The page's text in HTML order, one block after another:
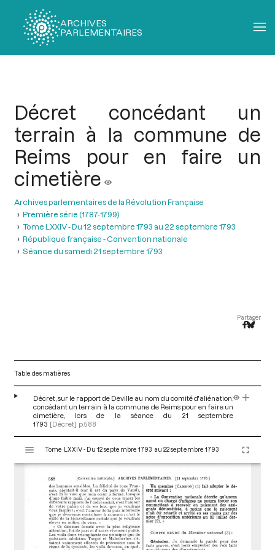
ARCHIVES
PARLEMENTAIRES
Décret concédant un
terrain à la commune de
Reims pour en faire un
cimetière
Archives parlementaires de la Révolution Française
Première série (1787-1799)
Tome LXXIV - Du 12 septembre 1793 au 22 septembre 1793
République française - Convention nationale
Séance du samedi 21 septembre 1793
Partager
Table des matières
Décret, sur le rapport de Deville au nom du comité d'aliénation,
concédant un terrain à la commune de Reims pour en faire un
cimetière, lors de la séance du 21 septembre
1793 [Décret] p.588
s
Tome LXXIV - Du 12 septembre 1793 au 22 septembre 1793